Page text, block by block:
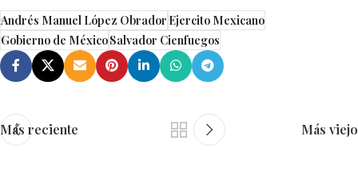
Andrés Manuel López ObradorEjercito Mexicano
Gobierno de MéxicoSalvador Cienfuegos
Más reciente Más viejo